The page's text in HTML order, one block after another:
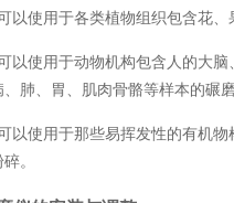
使用于各类植物组织包含花、
使用于动物机构包含人的大脑
、肺、胃、肌肉骨骼等样本的碾磨
使用于那些易挥发性的有机物
。